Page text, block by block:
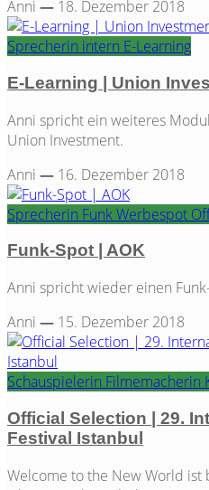
Anni — 18. Dezember 2018
Sprecherin intern E-Learning
E-Learning | Union
Anni spricht ein weiteres
Union Investment.
Anni — 16. Dezember 2018
Sprecherin FunkWerbespot
Funk-Spot | AOK
Anni spricht wieder einen
Anni — 15. Dezember 2018
Schauspielerin Filmemacherin
Official Selection | 29.
Festival Istanbul
Welcome to the New World